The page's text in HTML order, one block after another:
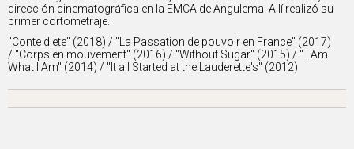
dirección cinematográfica en la EMCA de Angulema. Allí realizó su
primer cortometraje.
"Conte d’ete" (2018) / "La Passation de pouvoir en France" (2017)
/ "Corps en mouvement" (2016) / "Without Sugar" (2015) / " I Am
What I Am" (2014) / "It all Started at the Lauderette's" (2012)